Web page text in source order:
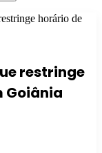
horário de
restringe
Goiânia